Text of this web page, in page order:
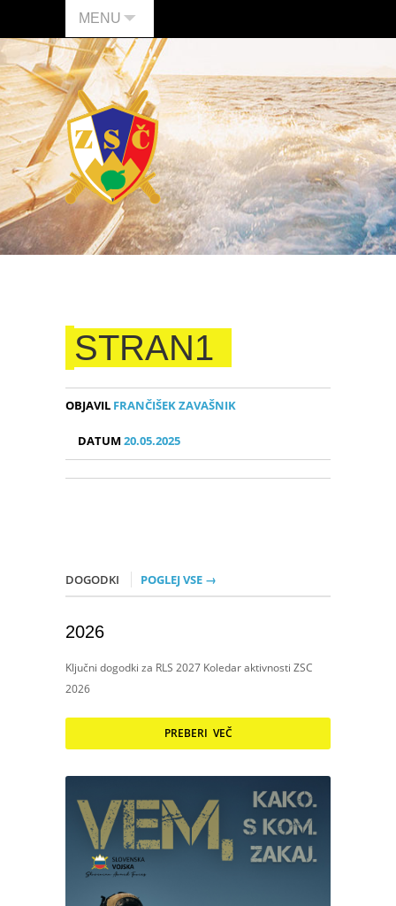
MENU
STRAN1
OBJAVIL FRANČIŠEK ZAVAŠNIK
DATUM20.05.2025
DOGODKI POGLEJ VSE →
2026
Ključni dogodki za RLS 2027 Koledar aktivnosti ZSC
2026
PREBERI VEČ